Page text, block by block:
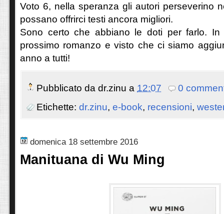
Voto 6, nella speranza gli autori perseverino
possano offrirci testi ancora migliori.
Sono certo che abbiano le doti per farlo.
prossimo romanzo e visto che ci siamo
anno a tutti!
Pubblicato da dr.zinu a 12:07
0
Etichette: dr.zinu, e-book, recensioni,
domenica 18 settembre 2016
Manituana di Wu Ming